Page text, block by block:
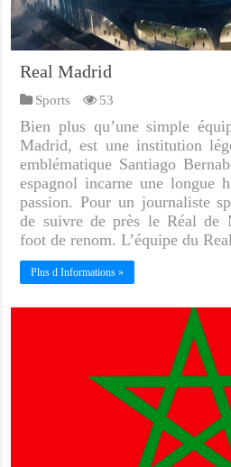
Real Madrid
Sports 53
Bien plus qu’une simple
Madrid, est une institution
emblématique Santiago
espagnol incarne une longue
passion. Pour un journaliste
de suivre de près le Réal de
foot de renom. L’équipe du
Plus d Informations »